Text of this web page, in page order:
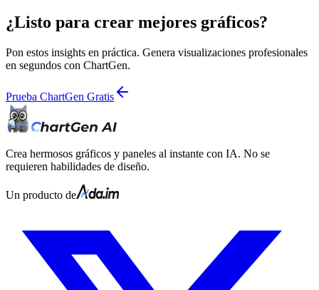
¿Listo para crear mejores gráficos?
Pon estos insights en práctica. Genera visualizaciones profesionales
en segundos con ChartGen.
Prueba ChartGen Gratis
Crea hermosos gráficos y paneles al instante con IA. No se
requieren habilidades de diseño.
Un producto de